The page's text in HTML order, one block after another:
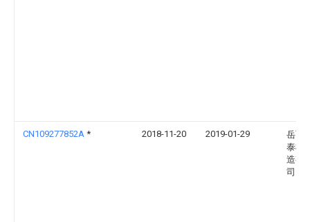
CN109277852A * 2018-11-20 2019-01-29
岳西
泰机
造有
司